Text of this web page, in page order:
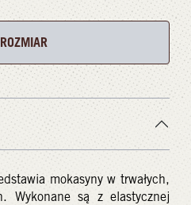
mokasyny w trwałych,
Wykonane są z elastycznej